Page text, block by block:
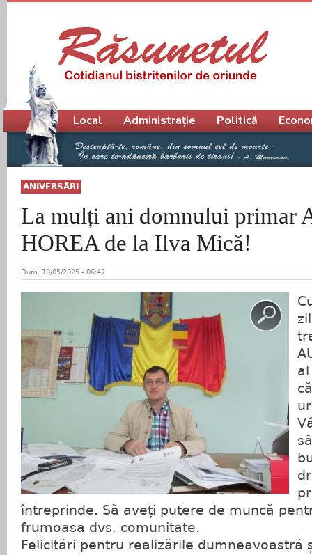
ANIVERSĂRI
La mulți ani domnului primar
HOREA de la Ilva Mică!
Dum, 10/05/2025 - 06:47
întreprinde. Să aveți putere de muncă
frumoasa dvs. comunitate.
Felicitări pentru realizările dumneavoastră
Meniu principal
Local Administrație Politică